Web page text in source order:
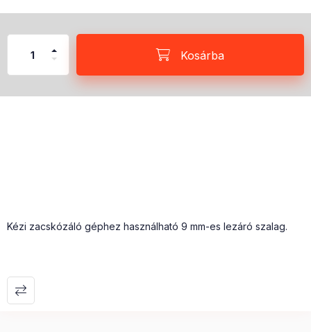
Kosárba
Kézi zacskózáló géphez használható 9 mm-es lezáró szalag.